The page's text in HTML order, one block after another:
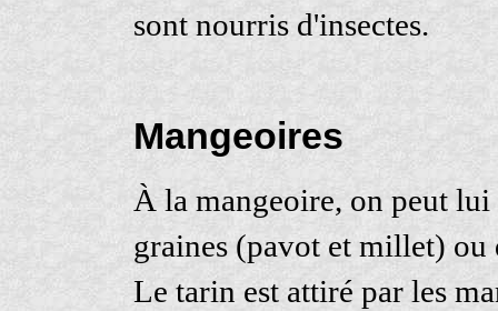
sont nourris d'insectes.
Mangeoires
À la mangeoire, on peut lui
graines (pavot et millet) ou
Le tarin est attiré par les